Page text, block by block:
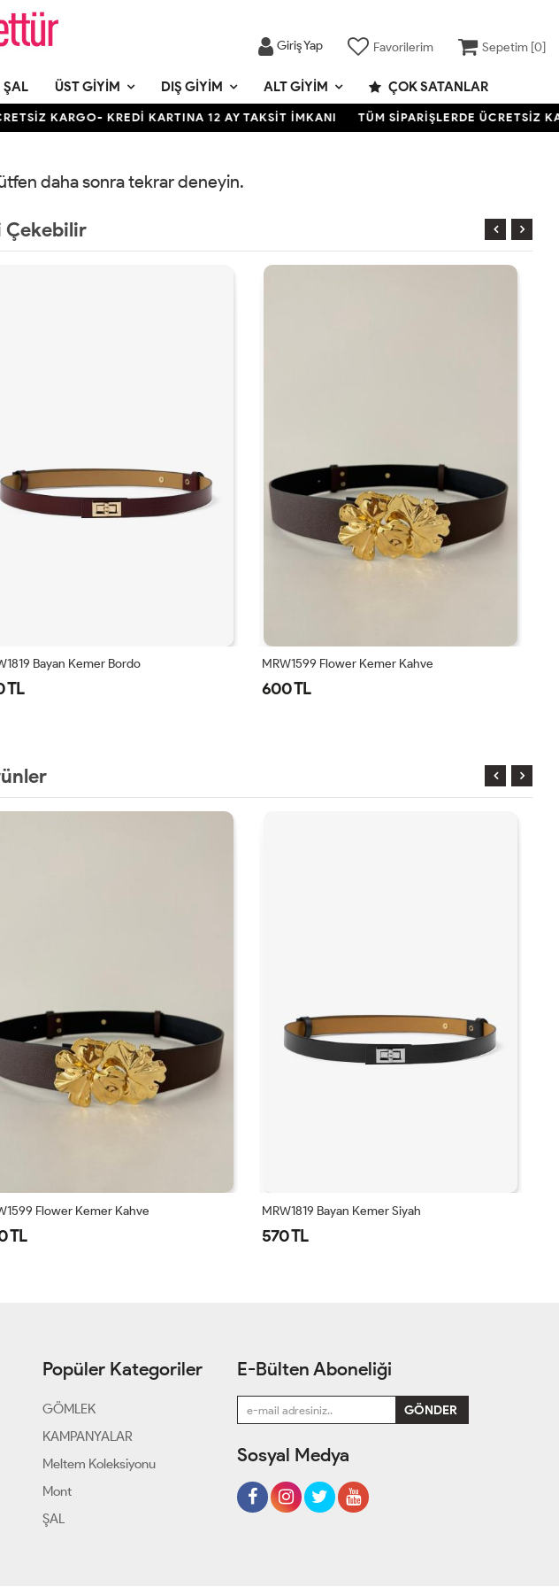
Giriş Yap Favorilerim Sepetim [0]
ŞAL ÜST GIYIM DIŞ GIYIM ALT GIYIM ÇOK SATANLAR
KARGO- KREDİ KARTINA 12 AY TAKSİT İMKANI TÜM SİPARİŞLERDE ÜCRETSİZ
daha sonra tekrar deneyin.
Çekebilir
Bayan Kemer Bordo
TL
MRW1599 Flower Kemer Kahve
600 TL
Flower Kemer Kahve
TL
MRW1819 Bayan Kemer Siyah
570 TL
Popüler Kategoriler
GÖMLEK
KAMPANYALAR
Meltem Koleksiyonu
Mont
ŞAL
E-Bülten Aboneliği
Sosyal Medya